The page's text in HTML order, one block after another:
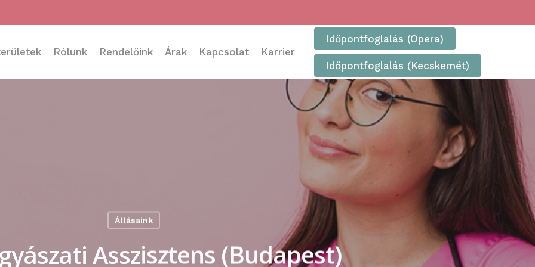
Rólunk Rendelőink Árak Kapcsolat Karrier
Időpontfoglalás (Opera)
Időpontfoglalás (Kecskemét)
Állásaink
Asszisztens (Budapest)